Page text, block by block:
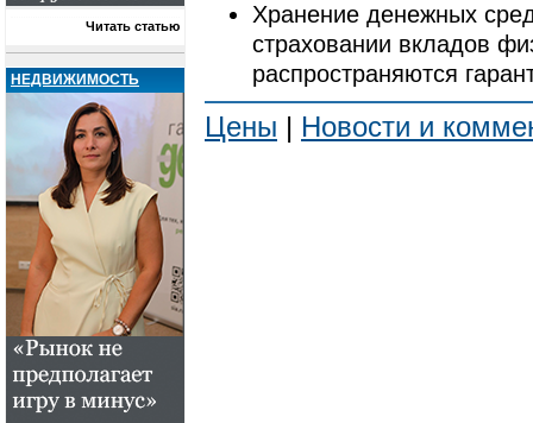
Читать статью
НЕДВИЖИМОСТЬ
Хранение денежных
страховании вкладов
распространяются
Цены | Новости и